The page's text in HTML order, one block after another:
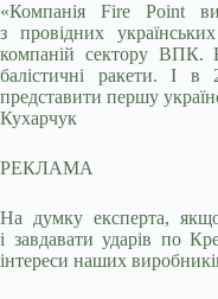
«Компанія Fire Рoint
з провідних
компаній сектору ВПК.
балістичні ракети. І в
представити першу
Кухарчук
РЕКЛАМА
На думку експерта,
і завдавати ударів по
інтереси наших